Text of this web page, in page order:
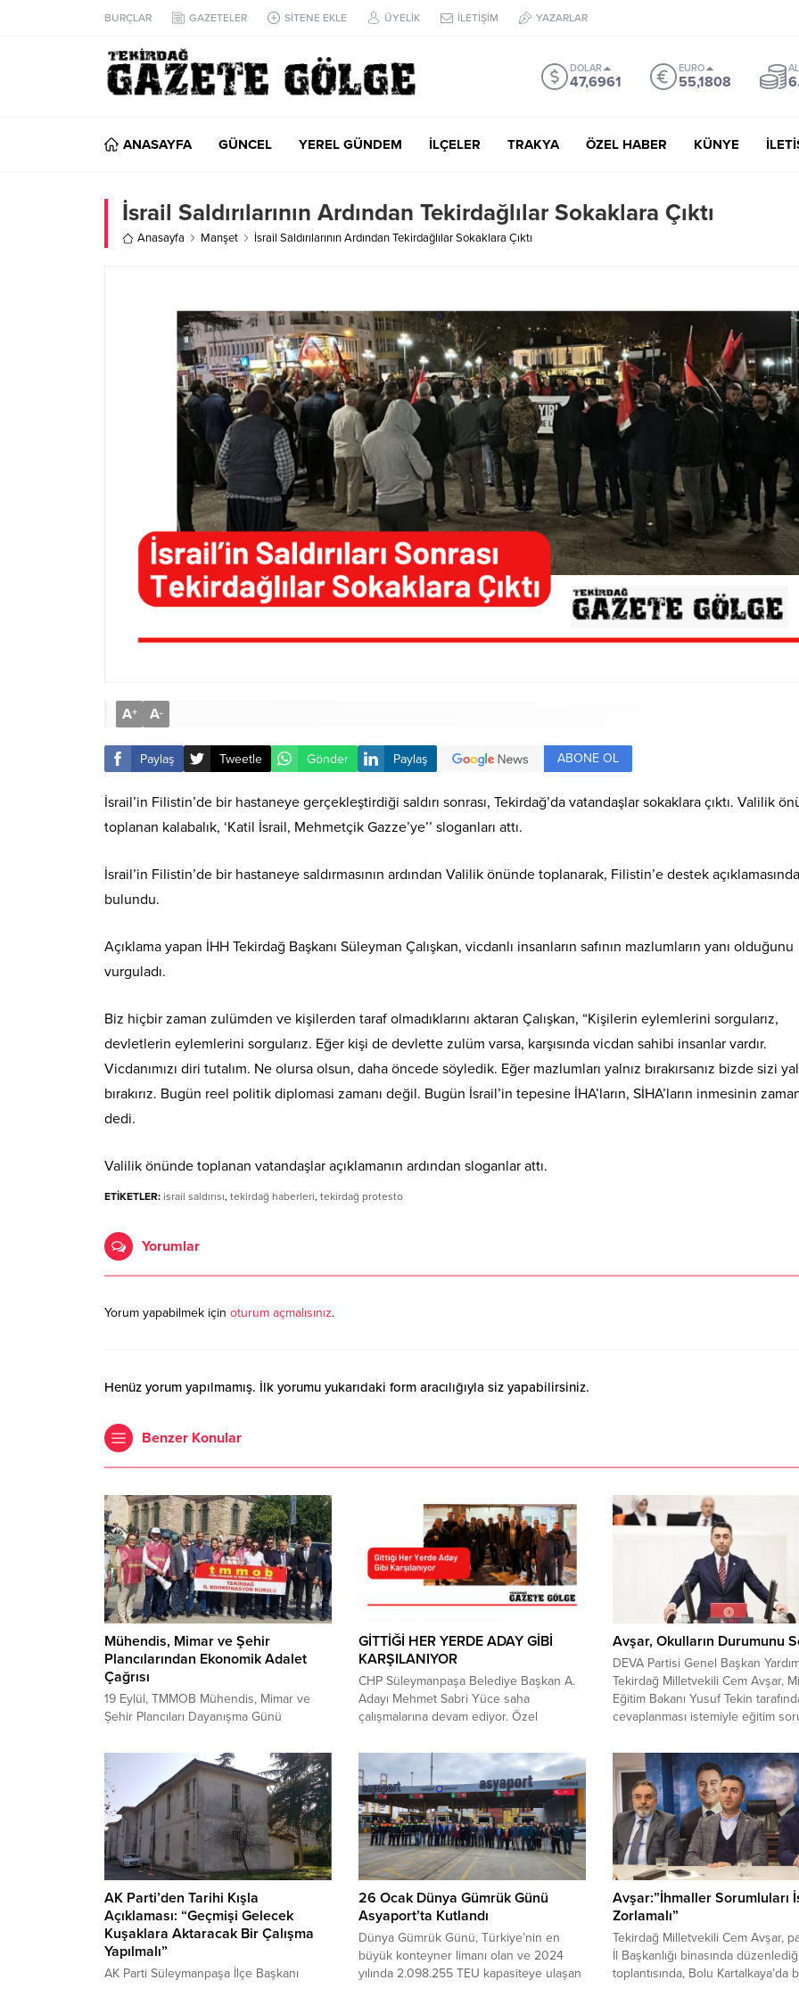
BURÇLAR GAZETELER SİTENE EKLE ÜYELİK İLETİŞİM YAZARLAR
DOLAR
47,6961
EURO
55,1808
ANASAYFA GÜNCEL YEREL GÜNDEM İLÇELER TRAKYA ÖZEL HABER KÜNYE
İsrail Saldırılarının Ardından Tekirdağlılar Sokaklara Çıktı
Anasayfa Manşet İsrail Saldırılarının Ardından Tekirdağlılar Sokaklara Çıktı
A+ A-
Paylaş Tweetle Gönder Paylaş ABONE OL
İsrail’in Filistin’de bir hastaneye gerçekleştirdiği saldırı sonrası, Tekirdağ’da vatandaşlar sokaklara çıktı. Valilik
toplanan kalabalık, ‘Katil İsrail, Mehmetçik Gazze’ye’’ sloganları attı.
İsrail’in Filistin’de bir hastaneye saldırmasının ardından Valilik önünde toplanarak, Filistin’e destek açıklamasında
bulundu.
Açıklama yapan İHH Tekirdağ Başkanı Süleyman Çalışkan, vicdanlı insanların safının mazlumların yanı olduğunu
vurguladı.
Biz hiçbir zaman zulümden ve kişilerden taraf olmadıklarını aktaran Çalışkan, “Kişilerin eylemlerini sorgularız,
devletlerin eylemlerini sorgularız. Eğer kişi de devlette zulüm varsa, karşısında vicdan sahibi insanlar vardır.
Vicdanımızı diri tutalım. Ne olursa olsun, daha öncede söyledik. Eğer mazlumları yalnız bırakırsanız bizde sizi
bırakırız. Bugün reel politik diplomasi zamanı değil. Bugün İsrail’in tepesine İHA’ların, SİHA’ların inmesinin
dedi.
Valilik önünde toplanan vatandaşlar açıklamanın ardından sloganlar attı.
ETİKETLER: israil saldırısı, tekirdağ haberleri, tekirdağ protesto
Yorumlar
Yorum yapabilmek için oturum açmalısınız.
Henüz yorum yapılmamış. İlk yorumu yukarıdaki form aracılığıyla siz yapabilirsiniz.
Benzer Konular
Mühendis, Mimar ve Şehir
Plancılarından Ekonomik Adalet
Çağrısı
19 Eylül, TMMOB Mühendis, Mimar ve
Şehir Plancıları Dayanışma Günü
TMMOB üyeleri, mühendis, mimar ve
plancılarının büyük çoğunluğu asgari
ücrete çalıştığına dikkat çekti.
Açıklamada, iş bulamayanlar, meslek dışı
alanlarda garsonluk, tezgâhtarlık gibi
işlerde çalışmaya mecbur kaldığı
vurgulanarak, işsizlik ve ekonomik
zorluklar hakkında bilgi verildiHasan Ali
Yücel...
GİTTİĞİ HER YERDE ADAY GİBİ
KARŞILANIYOR
CHP Süleymanpaşa Belediye Başkan A.
Adayı Mehmet Sabri Yüce saha
çalışmalarına devam ediyor. Özel
noktalardaki kahvehane toplantılarını da
sürdüren Yüce gittiği her yerde adeta
başkan olmuş gibi
karşılanıyor.Cumhuriyet Halk Partisi’nin
Süleymanpaşa Belediye Başkan A. Adayı
Mehmet Sabri Yüce gittiği her yerde
adeta başkan adayı...
Avşar, Okulların Durumunu
DEVA Partisi Genel Başkan
Tekirdağ Milletvekili Cem Avşar,
Eğitim Bakanı Yusuf Tekin
cevaplanması istemiyle eğitim
ilişkin yazılı soru önergesi verdi.
itibariyle 2024-2025 eğitim öğretim
yaklaşık 20 milyon öğrenci ve 1
aşkın öğretmenle başlayacağını
Avşar, verdiği...
AK Parti’den Tarihi Kışla
Açıklaması: “Geçmişi Gelecek
Kuşaklara Aktaracak Bir Çalışma
Yapılmalı”
AK Parti Süleymanpaşa İlçe Başkanı
26 Ocak Dünya Gümrük Günü
Asyaport’ta Kutlandı
Dünya Gümrük Günü, Türkiye’nin en
büyük konteyner limanı olan ve 2024
yılında 2.098.255 TEU kapasiteye ulaşan
Avşar:”İhmaller Sorumluları
Zorlamalı”
Tekirdağ Milletvekili Cem Avşar,
İl Başkanlığı binasında
toplantısında, Bolu Kartalkaya’da